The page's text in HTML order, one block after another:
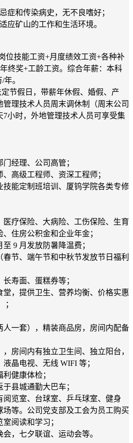
症和传染病史，无不良嗜好；
应矿山的工作和生活环境。
位技能工资+月度绩效工资+各种补
终奖+工龄工资。综合年薪：本科
年。
节假日，带薪年休假、婚假、产
理技术人员周末调休制（周末公司
7小时，外地管理技术人员可享受集
经理、公司高管；
高级工程师、资深工程师；
技能定制班培训、厦钨学院各类专修
疗保险、大病险、工伤保险、生育
住房公积金和企业年金；
9 月发放防暑降温费；
节、端午节和中秋节发放节日福利
寿面、蛋糕券等；
，提供卫生、营养均衡、价格实惠
；
人一套），精装商品房，房间内配备
房间内有独立卫生间、独立阳台，
晶电视、无线 WIFI 等；
健康体检；
县城通勤大巴车；
览室、台球室、乒乓球室、健身
场等。公司党支部及工会为员工购买
阅读和学习；
，七夕联谊、运动会等。